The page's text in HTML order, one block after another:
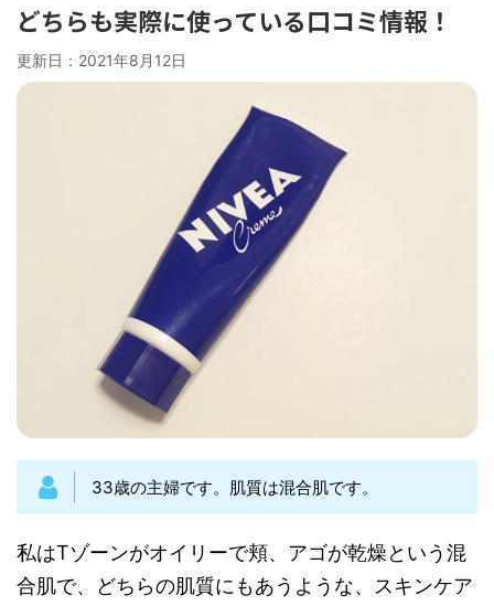
どちらも実際に使っている口コミ情報！
更新日： 2021年8月12日
33歳の主婦です。肌質は混合肌です。
私はTゾーンがオイリーで頬、アゴが乾燥という混
合肌で、どちらの肌質にもあうような、スキンケア